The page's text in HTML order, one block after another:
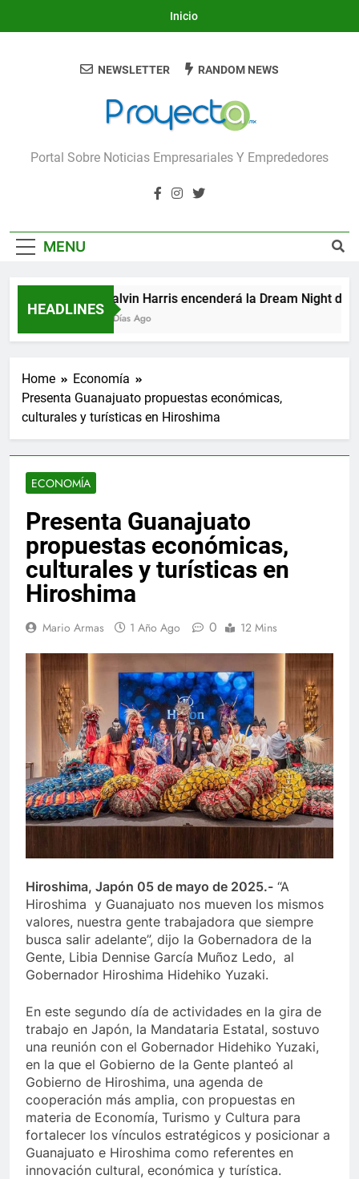
Inicio
Proyecta
Portal Sobre Noticias Empresariales Y Emprededores
NEWSLETTER RANDOM NEWS
MENU
HEADLINES
Calvin Harris encenderá la Dream Night del
2 Días Ago
Home
Economía
Presenta Guanajuato propuestas económicas,
culturales y turísticas en Hiroshima
ECONOMÍA
Presenta Guanajuato
propuestas económicas,
culturales y turísticas en
Hiroshima
Mario Armas 1 Año Ago 0 12 Mins
Hiroshima, Japón 05 de mayo de 2025.- “A
Hiroshima y Guanajuato nos mueven los mismos
valores, nuestra gente trabajadora que siempre
busca salir adelante”, dijo la Gobernadora de la
Gente, Libia Dennise García Muñoz Ledo, al
Gobernador Hiroshima Hidehiko Yuzaki.
En este segundo día de actividades en la gira de
trabajo en Japón, la Mandataria Estatal, sostuvo
una reunión con el Gobernador Hidehiko Yuzaki,
en la que el Gobierno de la Gente planteó al
Gobierno de Hiroshima, una agenda de
cooperación más amplia, con propuestas en
materia de Economía, Turismo y Cultura para
fortalecer los vínculos estratégicos y posicionar a
Guanajuato e Hiroshima como referentes en
innovación cultural, económica y turística.